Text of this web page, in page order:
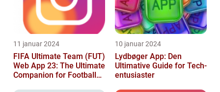
11 januar 2024
FIFA Ultimate Team (FUT)
Web App 23: The Ultimate
Companion for Football
10 januar 2024
Lydbøger App: Den
Ultimative Guide for Tech-
entusiaster